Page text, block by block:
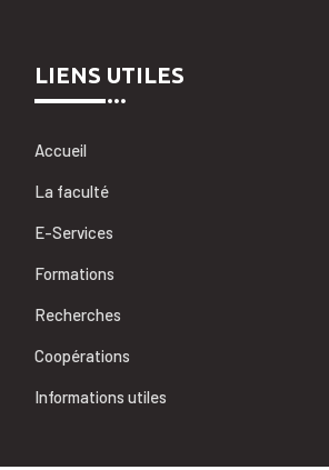
LIENS UTILES
Accueil
La faculté
E-Services
Formations
Recherches
Coopérations
Informations utiles